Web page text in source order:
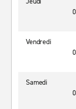
Vendredi
Samedi